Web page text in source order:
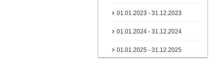
01.01.2023 - 31.12.2023
01.01.2024 - 31.12.2024
01.01.2025 - 31.12.2025